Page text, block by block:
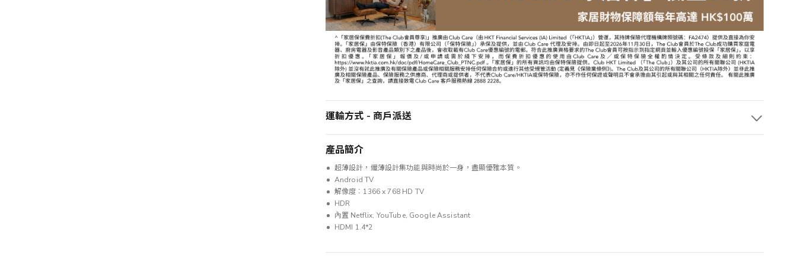
運輸方式 - 商戶派送
產品簡介
超薄設計，纖薄設計集功能與時尚於一身，盡顯優雅本質。
Android TV
解像度︰1366 x 768 HD TV
HDR
內置 Netflix, YouTube, Google Assistant
HDMI 1.4*2